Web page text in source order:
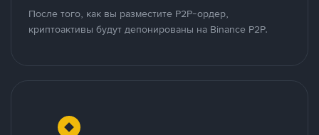
После того, как вы разместите P2P-ордер,
криптоактивы будут депонированы на Binance P2P.